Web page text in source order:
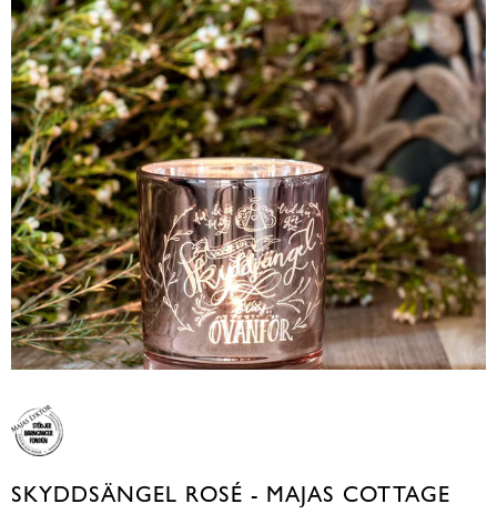
SKYDDSÄNGEL ROSÉ - MAJAS COTTAGE